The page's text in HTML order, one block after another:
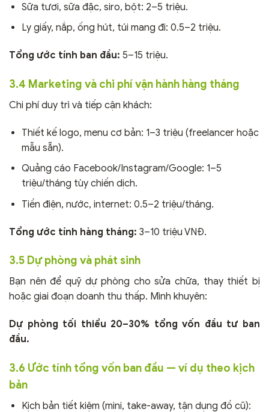
Sữa tươi, sữa đặc, siro, bột: 2–5 triệu.
Ly giấy, nắp, ống hút, túi mang đi: 0.5–2 triệu.
Tổng ước tính ban đầu: 5–15 triệu.
3.4 Marketing và chi phí vận hành hàng tháng
Chi phí duy trì và tiếp cận khách:
Thiết kế logo, menu cơ bản: 1–3 triệu (freelancer hoặc
mẫu sẵn).
Quảng cáo Facebook/Instagram/Google: 1–5
triệu/tháng tùy chiến dịch.
Tiền điện, nước, internet: 0.5–2 triệu/tháng.
Tổng ước tính hàng tháng: 3–10 triệu VNĐ.
3.5 Dự phòng và phát sinh
Bạn nên để quỹ dự phòng cho sửa chữa, thay thiết bị
hoặc giai đoạn doanh thu thấp. Mình khuyên:
Dự phòng tối thiểu 20–30% tổng vốn đầu tư ban
đầu.
3.6 Ước tính tổng vốn ban đầu — ví dụ theo kịch
bản
Kịch bản tiết kiệm (mini, take-away, tận dụng đồ cũ):